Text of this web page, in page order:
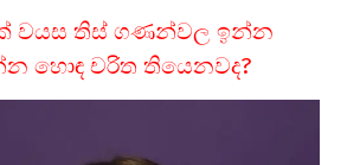
වයස තිස් ගණන්වල ඉන්න
හොඳ චරිත තියෙනවද?